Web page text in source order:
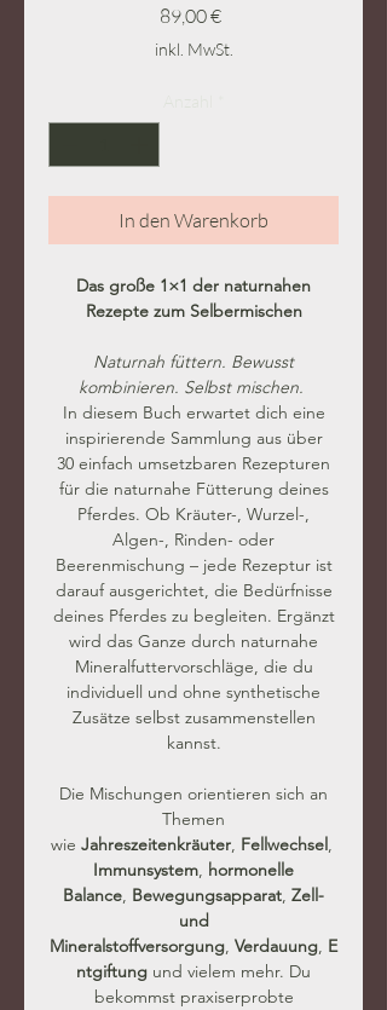
89,00 €Preis
inkl. MwSt.
In den Warenkorb
Das große 1×1 der naturnahen
Rezepte zum Selbermischen
Naturnah füttern. Bewusst
kombinieren. Selbst mischen.
In diesem Buch erwartet dich eine
inspirierende Sammlung aus über
30 einfach umsetzbaren Rezepturen
für die naturnahe Fütterung deines
Pferdes. Ob Kräuter-, Wurzel-,
Algen-, Rinden- oder
Beerenmischung – jede Rezeptur ist
darauf ausgerichtet, die Bedürfnisse
deines Pferdes zu begleiten. Ergänzt
wird das Ganze durch naturnahe
Mineralfuttervorschläge, die du
individuell und ohne synthetische
Zusätze selbst zusammenstellen
kannst.
Die Mischungen orientieren sich an
Themen
wie Jahreszeitenkräuter, Fellwechsel ,
Immunsystem, hormonelle
Balance, Bewegungsapparat, Zell-
und
Mineralstoffversorgung, Verdauung, E
ntgiftung und vielem mehr. Du
bekommst praxiserprobte